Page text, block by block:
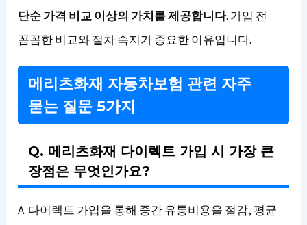
단순 가격 비교 이상의 가치를 제공합니다. 가입 전
꼼꼼한 비교와 절차 숙지가 중요한 이유입니다.
메리츠화재 자동차보험 관련 자주
묻는 질문 5가지
Q. 메리츠화재 다이렉트 가입 시 가장 큰
장점은 무엇인가요?
A. 다이렉트 가입을 통해 중간 유통비용을 절감, 평균